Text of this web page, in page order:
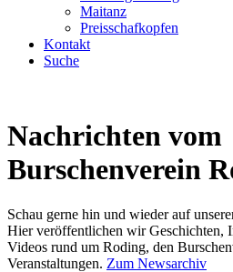
Maitanz
Preisschafkopfen
Kontakt
Suche
Nachrichten vom
Burschenverein
Schau gerne hin und wieder auf
Hier veröffentlichen wir Geschichten,
Videos rund um Roding, den
Veranstaltungen. Zum Newsarchiv